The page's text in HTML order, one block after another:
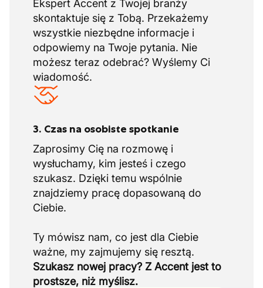
maksymalnego zadowolenia klientów,
niezależnie od tego, czy chodzi o duże,
złożone projekty czy skromniejsze prace
budowlane. Codziennie buduje się
przyszłość, realizując każde zlecenie z
rzemiosłem, zaangażowaniem i szacunkiem
dla otoczenia.
wykonawca z główną siedzibą w Antwerpii.
europejskiego gracza w dziedzinie
budownictwa i koncesji.
To międzynarodowe połączenie zapewnia
dodatkową siłę i wiedzę, dzięki którym
nasza firma może optymalnie obsługiwać
międzynarodowych klientów.
Ekspert Accent z Twojej branży
skontaktuje się z Tobą. Przekażemy
wszystkie niezbędne informacje i
odpowiemy na Twoje pytania. Nie
możesz teraz odebrać? Wyślemy Ci
wiadomość.
3. Czas na osobiste spotkanie
Zaprosimy Cię na rozmowę i
wysłuchamy, kim jesteś i czego
szukasz. Dzięki temu wspólnie
znajdziemy pracę dopasowaną do
Ciebie.
Ty mówisz nam, co jest dla Ciebie
Szukasz nowej pracy? Z Accent jest to
prostsze, niż myślisz.